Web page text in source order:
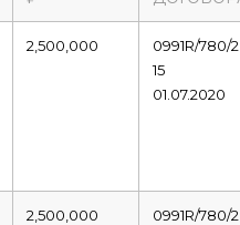
2,500,000
0991R/780/
15
01.07.2020
2,500,000
0991R/780/